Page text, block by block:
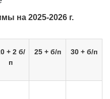
на 2025-2026 г.
+ 2 б/
п
25 + б/п 30 + б/п